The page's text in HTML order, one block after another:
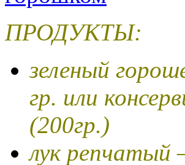
ПРОДУКТЫ:
зеленый
гр. или
(200гр.)
лук репчатый